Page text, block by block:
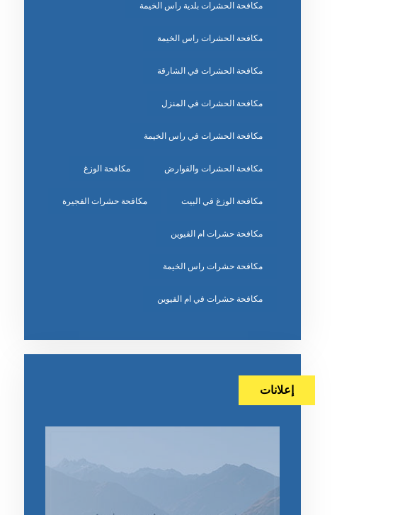
مكافحة الحشرات بلدية راس الخيمة
مكافحة الحشرات راس الخيمة
مكافحة الحشرات في الشارقة
مكافحة الحشرات في المنزل
مكافحة الحشرات في راس الخيمة
مكافحة الحشرات والقوارض مكافحة الوزغ
مكافحة الوزغ في البيت مكافحة حشرات الفجيرة
مكافحة حشرات ام القيوين
مكافحة حشرات راس الخيمة
مكافحة حشرات في ام القيوين
إعلانات